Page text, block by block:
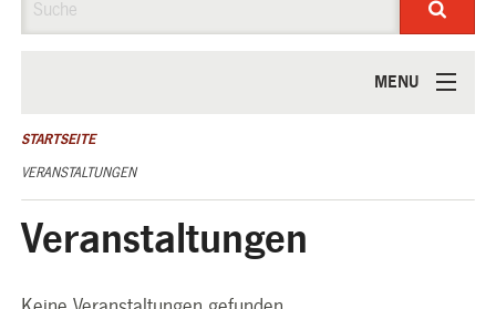
MENU
ÜBER UNS
STARTSEITE
VERANSTALTUNGEN
Veranstaltungen